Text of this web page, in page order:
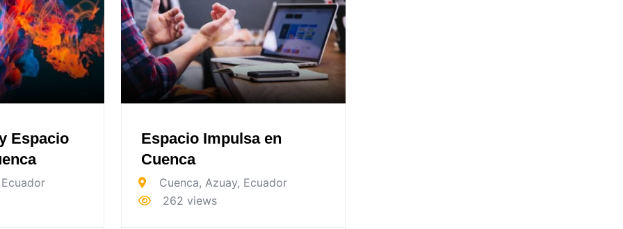
Espacio
Ecuador
Espacio Impulsa en
Cuenca
Cuenca, Azuay, Ecuador
262 views